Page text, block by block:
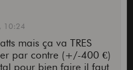
10:24
mais ça va TRES
par contre (+/-400 €)
pour bien faire il faut